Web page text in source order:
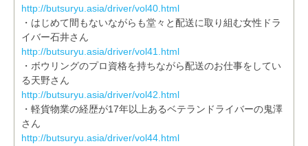
http://butsuryu.asia/driver/vol40.html
・はじめて間もないながらも堂々と配送に取り組む女性ドラ
イバー石井さん
http://butsuryu.asia/driver/vol41.html
・ボウリングのプロ資格を持ちながら配送のお仕事をしてい
る天野さん
http://butsuryu.asia/driver/vol42.html
・軽貨物業の経歴が17年以上あるベテランドライバーの鬼澤
さん
http://butsuryu.asia/driver/vol44.html